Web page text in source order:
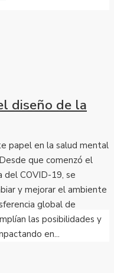
diseño de la
papel en la salud mental
que comenzó el
del COVID-19, se
y mejorar el ambiente
global de
las posibilidades y
en...